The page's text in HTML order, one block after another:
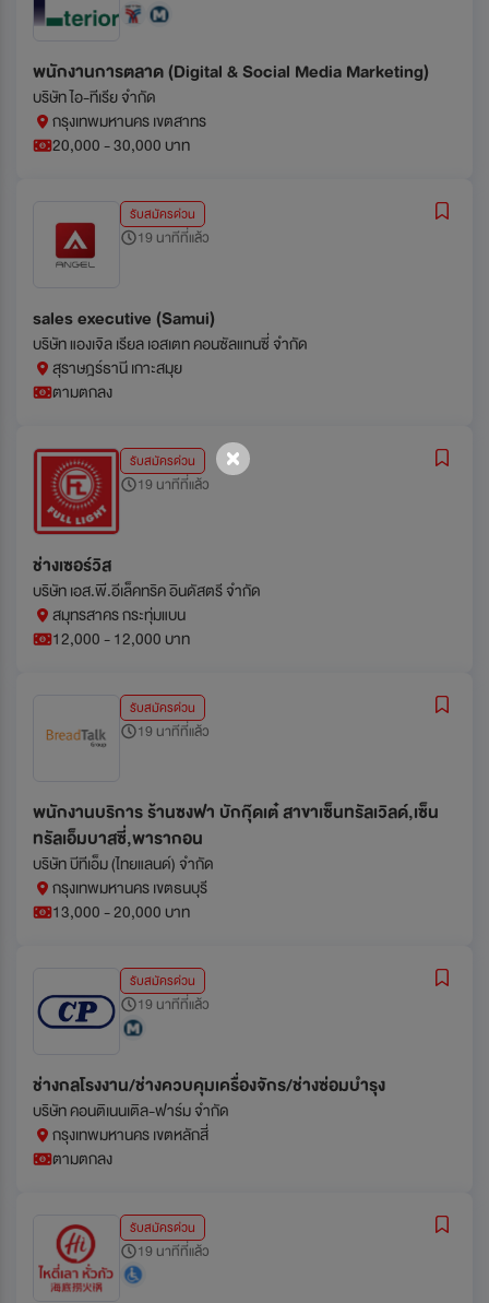
พนักงานการตลาด (Digital & Social Media Marketing)
บริษัท ไอ-ทีเรีย จำกัด
กรุงเทพมหานคร เขตสาทร
20,000 - 30,000 บาท
รับสมัครด่วน
19 นาทีที่แล้ว
sales executive (Samui)
บริษัท แองเจิล เรียล เอสเตท คอนซัลแทนซี่ จำกัด
สุราษฎร์ธานี เกาะสมุย
ตามตกลง
รับสมัครด่วน
19 นาทีที่แล้ว
ช่างเซอร์วิส
บริษัท เอส.พี.อีเล็คทริค อินดัสตรี จำกัด
สมุทรสาคร กระทุ่มแบน
12,000 - 12,000 บาท
รับสมัครด่วน
19 นาทีที่แล้ว
พนักงานบริการ ร้านซงฟา บักกุ๊ดเต๋ สาขาเซ็นทรัลเวิลด์,เซ็น
ทรัลเอ็มบาสซี่,พารากอน
บริษัท บีทีเอ็ม (ไทยแลนด์) จำกัด
กรุงเทพมหานคร เขตธนบุรี
13,000 - 20,000 บาท
รับสมัครด่วน
19 นาทีที่แล้ว
ช่างกลโรงงาน/ช่างควบคุมเครื่องจักร/ช่างซ่อมบำรุง
บริษัท คอนติเนนเติล-ฟาร์ม จำกัด
กรุงเทพมหานคร เขตหลักสี่
ตามตกลง
รับสมัครด่วน
19 นาทีที่แล้ว